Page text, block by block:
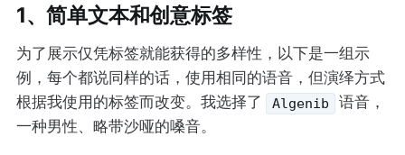
1、简单文本和创意标签
为了展示仅凭标签就能获得的多样性，以下是一组示
例，每个都说同样的话，使用相同的语音，但演绎方式
根据我使用的标签而改变。我选择了
Algenib
语音，
一种男性、略带沙哑的嗓音。